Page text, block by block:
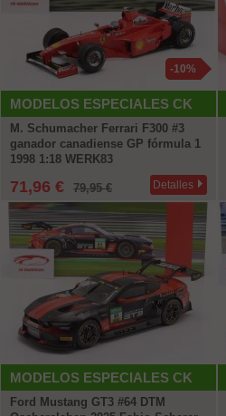
MODELOS ESPECIALES CK
-10%
M. Schumacher Ferrari F300 #3
ganador canadiense GP fórmula 1
1998 1:18 WERK83
71,96 € 79,95 € Detalles
MODELOS ESPECIALES CK
Ford Mustang GT3 #64 DTM